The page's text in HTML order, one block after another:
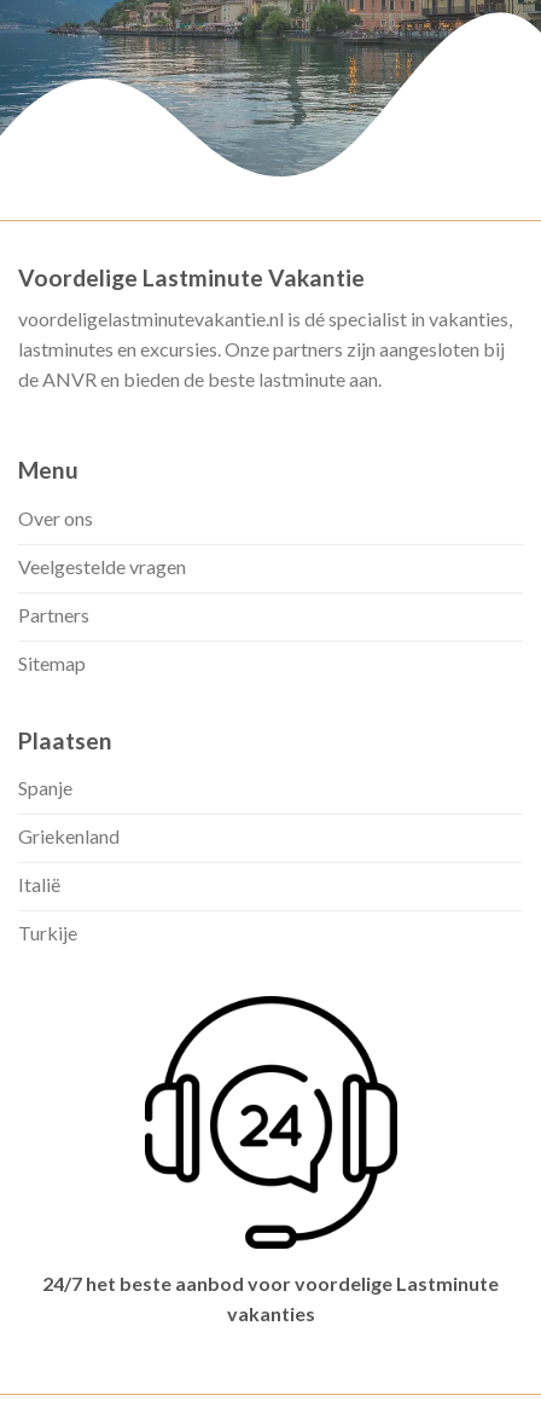
Voordelige Lastminute Vakantie
voordeligelastminutevakantie.nl is dé specialist in vakanties,
lastminutes en excursies. Onze partners zijn aangesloten bij
de ANVR en bieden de beste lastminute aan.
Menu
Over ons
Veelgestelde vragen
Partners
Sitemap
Plaatsen
Spanje
Griekenland
Italië
Turkije
24/7 het beste aanbod voor voordelige Lastminute
vakanties